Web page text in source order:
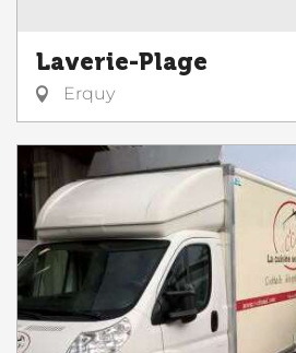
Laverie-Plage
Erquy